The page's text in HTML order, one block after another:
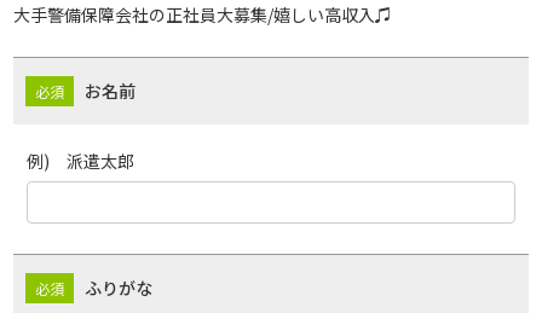
大手警備保障会社の正社員大募集/嬉しい高収入♫
お名前
例) 派遣太郎
ふりがな